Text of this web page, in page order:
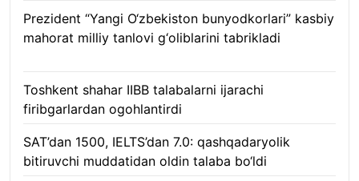
Prezident “Yangi O‘zbekiston bunyodkorlari” kasbiy
mahorat milliy tanlovi g‘oliblarini tabrikladi
Toshkent shahar IIBB talabalarni ijarachi
firibgarlardan ogohlantirdi
SAT’dan 1500, IELTS’dan 7.0: qashqadaryolik
bitiruvchi muddatidan oldin talaba bo‘ldi